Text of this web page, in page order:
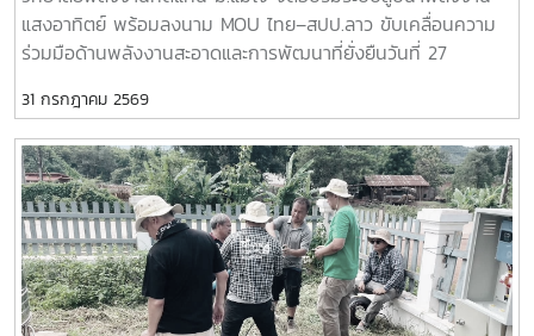
เทคนิคการตรวจสอบ การใช้งาน และการบำรุงรักษาระบบ เพื่อ
เพิ่มประสิทธิภาพและยืดอายุการใช้งานของอุปกรณ์- แลกเปลี่ยน
องค์ความรู้และประสบการณ์ระหว่างคณาจารย์ นักศึกษา และผู้เข้า
ร่วมกิจกรรม เพื่อสร้างเครือข่ายความร่วมมือด้านพลังงาน
ทดแทนระหว่างประเทศไทยและ สปป.ลาว- การดำเนินกิจกรรม
ครั้งนี้มีเป้าหมายเพื่อเสริมสร้างศักยภาพบุคลากรด้านอาชีวศึกษา
ส่งเสริมการเรียนรู้จากการลงมือปฏิบัติจริง และสนับสนุนการ
ประยุกต์ใช้เทคโนโลยีพลังงานสะอาดในสถานศึกษาและชุมชน ซึ่งจะ
ช่วยลดต้นทุนด้านพลังงาน เพิ่มโอกาสในการเข้าถึงพลังงาน
สะอาด และรองรับการพัฒนาเศรษฐกิจและสังคมอย่างยั่งยืน
วิทยาลัยพลังงานทดแทน มหาวิทยาลัยแม่โจ้ ยังคงมุ่งมั่นขับ
ยั่งยืน
แสงอาทิตย์ พร้อมลงนาม MOU ไทย–สปป.ลาว ขับเคลื่อนความ
ร่วมมือด้านพลังงานสะอาดและการพัฒนาที่ยั่งยืนวันที่ 27
กิจกรรมบริการวิชาการนานาชาติ ภายใต้โครงการ “การใช้
พลังงานทดแทนเพื่อการปรับตัวต่อการเปลี่ยนแปลงสภาพภูมิ
อากาศ” ณ โรงเรียนประถมสมบูรณ์พุเหล็กเจริญ แขวงหลวงพระ
บาง สาธารณรัฐประชาธิปไตยประชาชนลาวการดำเนินงานครั้งนี้
นำโดย ผู้ช่วยศาสตราจารย์ ดร.นิกราน หอมดวง คณบดีวิทยาลัย
พลังงานทดแทน พร้อมด้วย ผู้ช่วยศาสตราจารย์ ดร.กิตติกร สาสุ
จิตต์ รองคณบดีฝ่ายบริหาร และ ผู้ช่วยศาสตราจารย์ ดร.ยิ่งรักษ์
อรรถเวชกุล รองคณบดีฝ่ายวิจัยและบริการวิชาการ พร้อมคณะผู้
31 กรกฎาคม 2569